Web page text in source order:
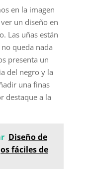
en la imagen
un diseño en
Las uñas están
queda nada
presenta un
del negro y la
una finas
destaque a la
Diseño de
fáciles de